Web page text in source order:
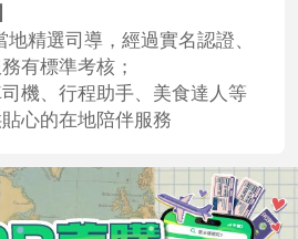
精選司導，經過實名認證、
有標準考核；
機、行程助手、美食達人等
心的在地陪伴服務